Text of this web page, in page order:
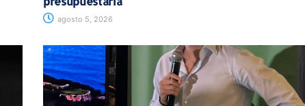
agosto 5, 2026